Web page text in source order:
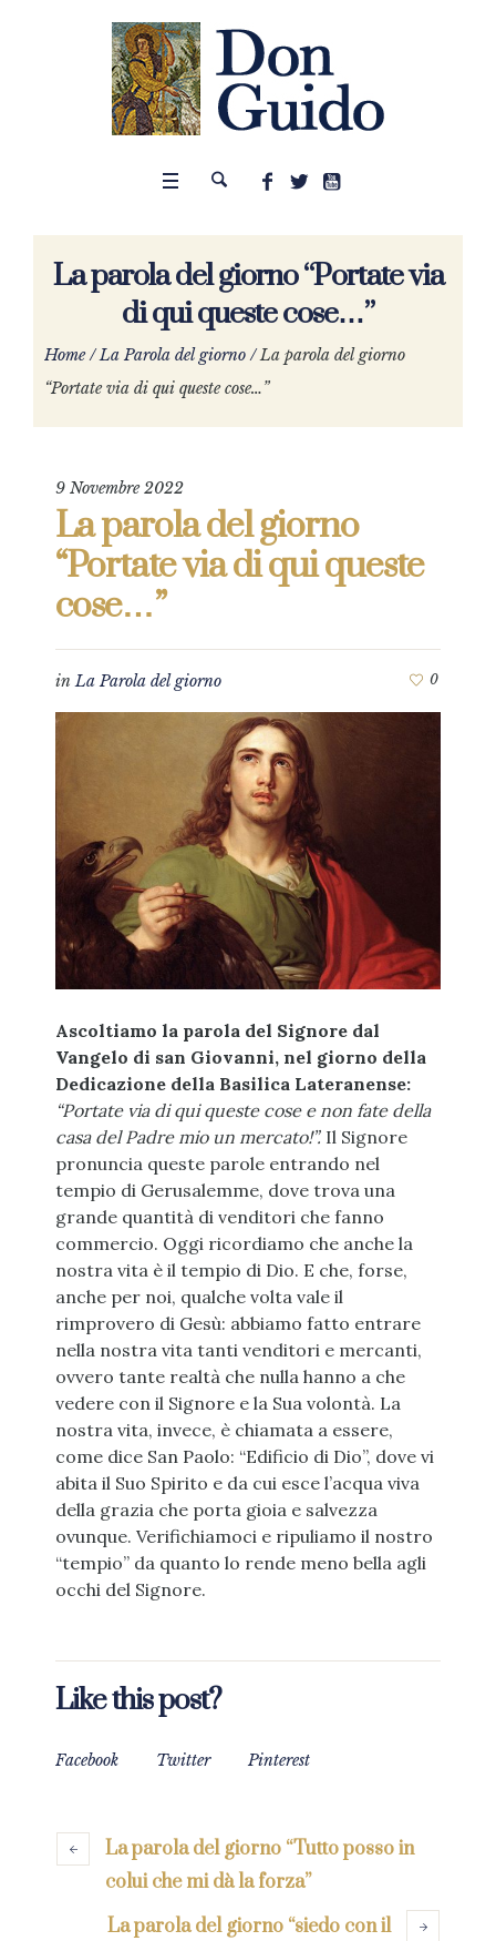
La parola del giorno “Portate via
di qui queste cose…”
Home /La Parola del giorno /La parola del giorno
“Portate via di qui queste cose…”
9 Novembre 2022
La parola del giorno
“Portate via di qui queste
cose…”
inLa Parola del giorno 0
Ascoltiamo la parola del Signore dal
Vangelo di san Giovanni, nel giorno della
Dedicazione della Basilica Lateranense:
“Portate via di qui queste cose e non fate della
casa del Padre mio un mercato!”.Il Signore
pronuncia queste parole entrando nel
tempio di Gerusalemme, dove trova una
grande quantità di venditori che fanno
commercio. Oggi ricordiamo che anche la
nostra vita è il tempio di Dio. E che, forse,
anche per noi, qualche volta vale il
rimprovero di Gesù: abbiamo fatto entrare
nella nostra vita tanti venditori e mercanti,
ovvero tante realtà che nulla hanno a che
vedere con il Signore e la Sua volontà. La
nostra vita, invece, è chiamata a essere,
come dice San Paolo: “Edificio di Dio”, dove vi
abita il Suo Spirito e da cui esce l’acqua viva
della grazia che porta gioia e salvezza
ovunque. Verifichiamoci e ripuliamo il nostro
“tempio” da quanto lo rende meno bella agli
occhi del Signore.
Like this post?
Facebook Twitter Pinterest
La parola del giorno “Tutto posso in
colui che mi dà la forza”
La parola del giorno “siedo con il